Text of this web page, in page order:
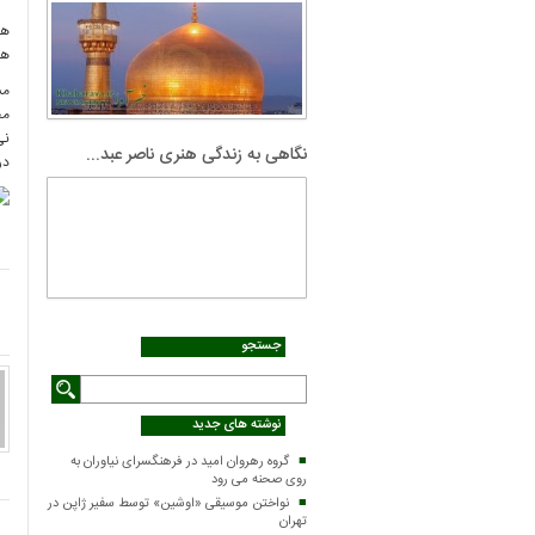
نگاهی به زندگی هنری ناصر عبد...
جستجو
نوشته های جدید
گروه رهروان امید در فرهنگسرای نیاوران به
روی صحنه می رود
نواختن موسیقی «اوشین» توسط سفیر ژاپن در
تهران